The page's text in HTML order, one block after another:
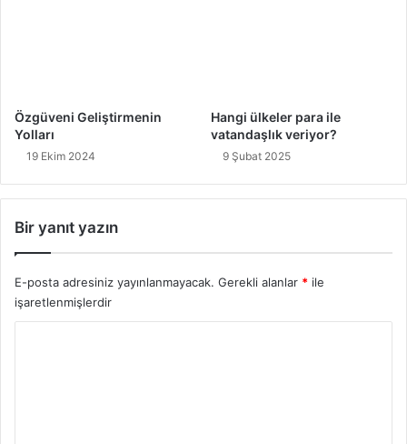
Özgüveni Geliştirmenin
Yolları
19 Ekim 2024
Hangi ülkeler para ile
vatandaşlık veriyor?
9 Şubat 2025
Bir yanıt yazın
E-posta adresiniz yayınlanmayacak. Gerekli alanlar * ile
işaretlenmişlerdir